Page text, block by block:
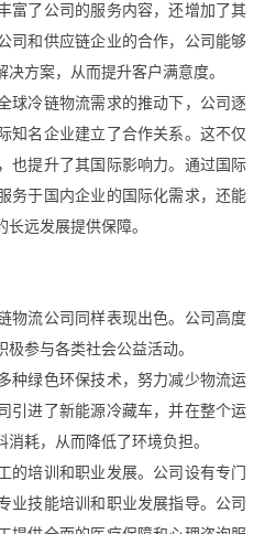
富了公司的服务内容，还增加了其
司和供应链企业的合作，公司能够
方案，从而提升客户满意度。
球冷链物流需求的推动下，公司逐
知名企业建立了合作关系。这不仅
也提升了其国际影响力。通过国际
务于国内企业的国际化需求，还能
远发展提供保障。
物流公司同样表现出色。公司高度
参与各类社会公益活动。
种绿色环保技术，努力减少物流运
引进了新能源冷藏车，并在整个运
耗，从而降低了环境负担。
的培训和职业发展。公司设有专门
业技能培训和职业发展指导。公司